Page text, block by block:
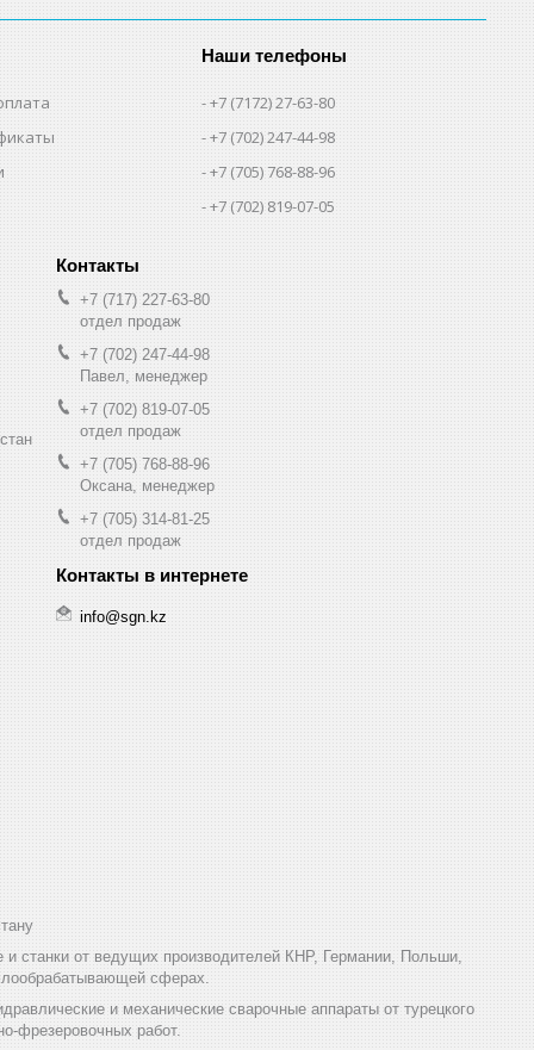
Наши телефоны
+7 (7172) 27-63-80
+7 (702) 247-44-98
+7 (705) 768-88-96
+7 (702) 819-07-05
+7 (717) 227-63-80
отдел продаж
+7 (702) 247-44-98
Павел, менеджер
+7 (702) 819-07-05
отдел продаж
+7 (705) 768-88-96
Оксана, менеджер
+7 (705) 314-81-25
отдел продаж
info@sgn.kz
станки от ведущих производителей КНР, Германии, Польши,
сферах.
и механические сварочные аппараты от турецкого
фрезеровочных работ.